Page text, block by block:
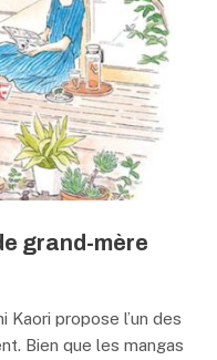
grand-mère
Kaori propose l’un des
Bien que les mangas